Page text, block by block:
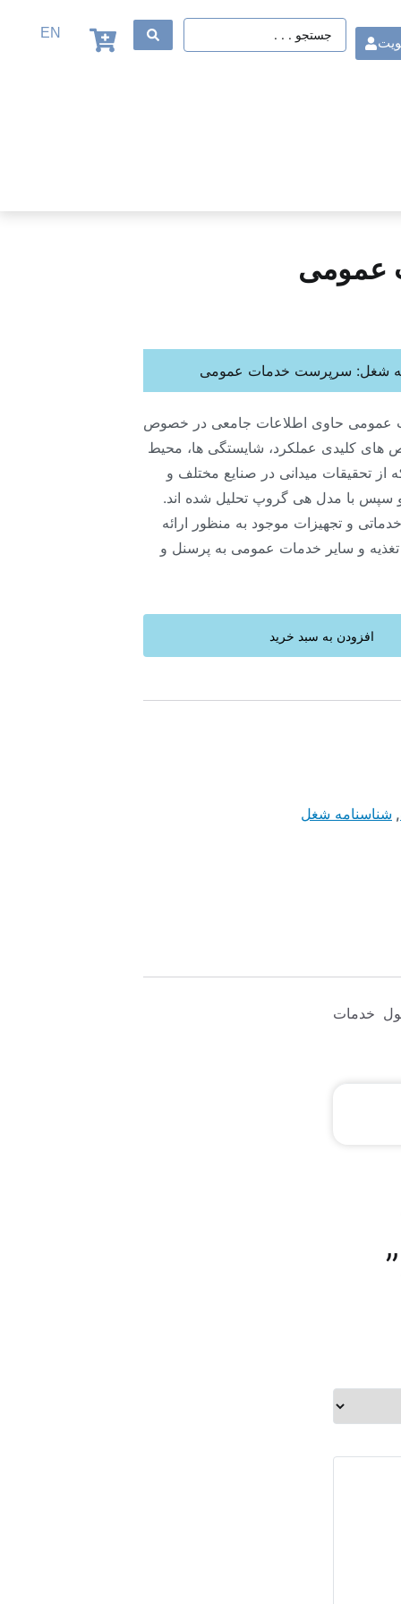
EN
عمومی
عمومی حاوی اطلاعات جامعی در خصوص
کلیدی عملکرد، شایستگی ها، محیط
تحقیقات میدانی در صنایع مختلف و
با مدل هی گروپ تحلیل شده اند.
و تجهیزات موجود به منظور ارائه
تغذیه و سایر خدمات عمومی به پرسنل و
شغل: سرپرست خدمات عمومی
افزودن به سبد خرید
, شناسنامه شغل
خدمات